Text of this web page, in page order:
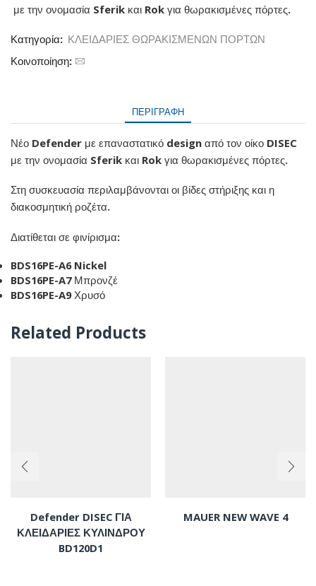
με την ονομασία Sferik και Rok για θωρακισμένες πόρτες.
Κατηγορία: ΚΛΕΙΔΑΡΙΕΣ ΘΩΡΑΚΙΣΜΕΝΩΝ ΠΟΡΤΩΝ
Κοινοποίηση:
ΠΕΡΙΓΡΑΦΉ
Νέο Defender με επαναστατικό design από τον οίκο DISEC
με την ονομασία Sferik και Rok για θωρακισμένες πόρτες.
Στη συσκευασία περιλαμβάνονται οι βίδες στήριξης και η
διακοσμητική ροζέτα.
Διατίθεται σε φινίρισμα:
BDS16PE-A6 Nickel
BDS16PE-A7Μπρονζέ
BDS16PE-A9Χρυσό
Related Products
Defender DISEC ΓΙΑ
ΚΛΕΙΔΑΡΙΕΣ ΚΥΛΙΝΔΡΟΥ
BD120D1
MAUER NEW WAVE 4